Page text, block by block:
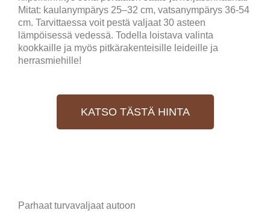
Mitat: kaulanympärys 25–32 cm, vatsanympärys 36-54
cm. Tarvittaessa voit pestä valjaat 30 asteen
lämpöisessä vedessä. Todella loistava valinta
kookkaille ja myös pitkärakenteisille leideille ja
herrasmiehille!
KATSO TÄSTÄ HINTA
Parhaat turvavaljaat autoon